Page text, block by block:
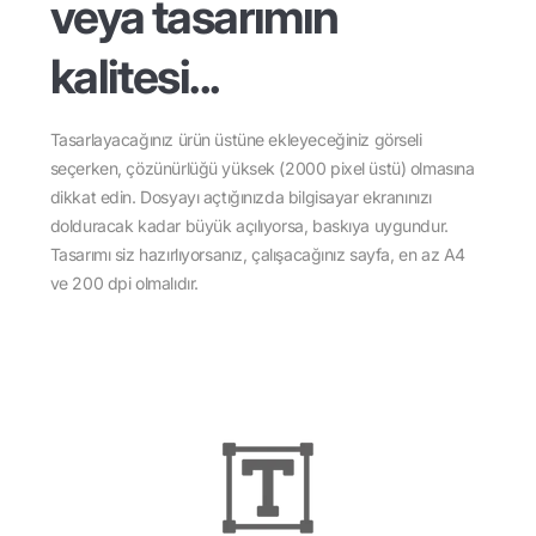
veya tasarımın
kalitesi...
Tasarlayacağınız ürün üstüne ekleyeceğiniz görseli
seçerken, çözünürlüğü yüksek (2000 pixel üstü) olmasına
dikkat edin. Dosyayı açtığınızda bilgisayar ekranınızı
dolduracak kadar büyük açılıyorsa, baskıya uygundur.
Tasarımı siz hazırlıyorsanız, çalışacağınız sayfa, en az A4
ve 200 dpi olmalıdır.